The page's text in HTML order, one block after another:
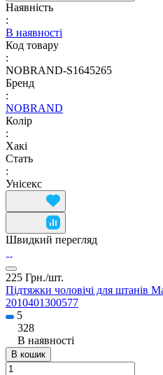
Наявність
:
В наявності
Код товару
:
NOBRAND-S1645265
Бренд
:
NOBRAND
Колір
:
Хакі
Стать
:
Унісекс
Швидкий перегляд
225 Грн./шт.
Підтяжки чоловічі для штанів
2010401300577
5
328
В наявності
В кошик